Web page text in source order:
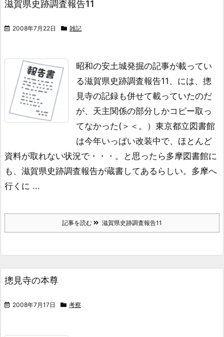
滋賀県史跡調査報告11
2008年7月22日 雑記
昭和の安土城発掘の記事が載ってい
る滋賀県史跡調査報告11、には、 摠
見寺の記録も併せて載っていたのだ
が、 天主関係の部分しかコピー取っ
てなかった(＞＜。） 東京都立図書館
は今年いっぱい改装中で、 ほとんど
資料が取れない状況で・・・。
と思ったら多摩図書館に
も、滋賀県史跡調査報告が蔵書してあるらしい。 多摩へ
行くに ...
記事を読む 滋賀県史跡調査報告11
摠見寺の本尊
2008年7月17日 考察